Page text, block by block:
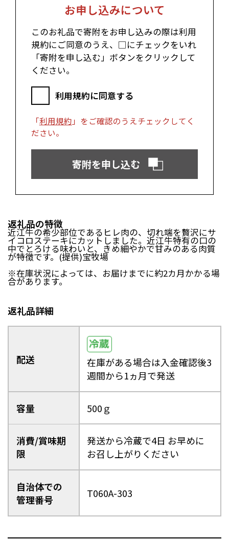
新発田市（新潟県）南魚沼市（新潟県）
輪島市（石川県）加賀市（石川県）
鯖江市（福井県）若狭町（福井県）
都留市（山梨県）岐阜県（岐阜県）
高山市（岐阜県） 関市（岐阜県）
中津川市（岐阜県）美濃加茂市（岐阜県）
郡上市（岐阜県）
富士市（静岡県）
松阪市（三重県）
高島市（滋賀県）
東近江市（滋賀県） 京都市（京都府）
与謝野町（京都府）大阪市（大阪府）
三木市（兵庫県）
中国エリア
米子市（鳥取県）
倉吉市（鳥取県）
境港市（鳥取県） 琴浦町（鳥取県）
日南町（鳥取県）
江府町（鳥取県）松江市（島根県）
大田市（島根県）安来市（島根県）
岡山市（岡山県）倉敷市（岡山県）
高梁市（岡山県）瀬戸内市（岡山県）
小豆島町（香川県）松山市（愛媛県）
砥部町（愛媛県）
九州エリア
壱岐市（長崎県）西海市（長崎県）
宇城市（熊本県）指宿市（鹿児島県）
お申し込みについて
このお礼品で寄附をお申し込みの際は利用
規約にご同意のうえ、□にチェックをいれ
「寄附を申し込む」ボタンをクリックして
ください。
利用規約に同意する
「利用規約 」をご確認のうえチェックしてく
ださい。
寄附を申し込む
返礼品の特徴
近江牛の希少部位であるヒレ肉の、切れ端を贅沢にサ
イコロステーキにカットしました。近江牛特有の口の
中でとろける味わいと、きめ細やかで甘みのある肉質
が特徴です。(提供)宝牧場
※在庫状況によっては、お届けまでに約2カ月かかる場
合があります。
返礼品詳細
配送
在庫がある場合は入金確認後3
週間から1ヵ月で発送
容量 500ｇ
消費/賞味期
限
発送から冷蔵で4日 お早めに
お召し上がりください
自治体での
管理番号
T060A-303